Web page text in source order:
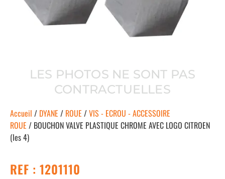
LES PHOTOS NE SONT PAS
CONTRACTUELLES
Accueil / DYANE / ROUE /VIS - ECROU - ACCESSOIRE
ROUE / BOUCHON VALVE PLASTIQUE CHROME AVEC LOGO CITROEN
(les 4)
REF : 1201110